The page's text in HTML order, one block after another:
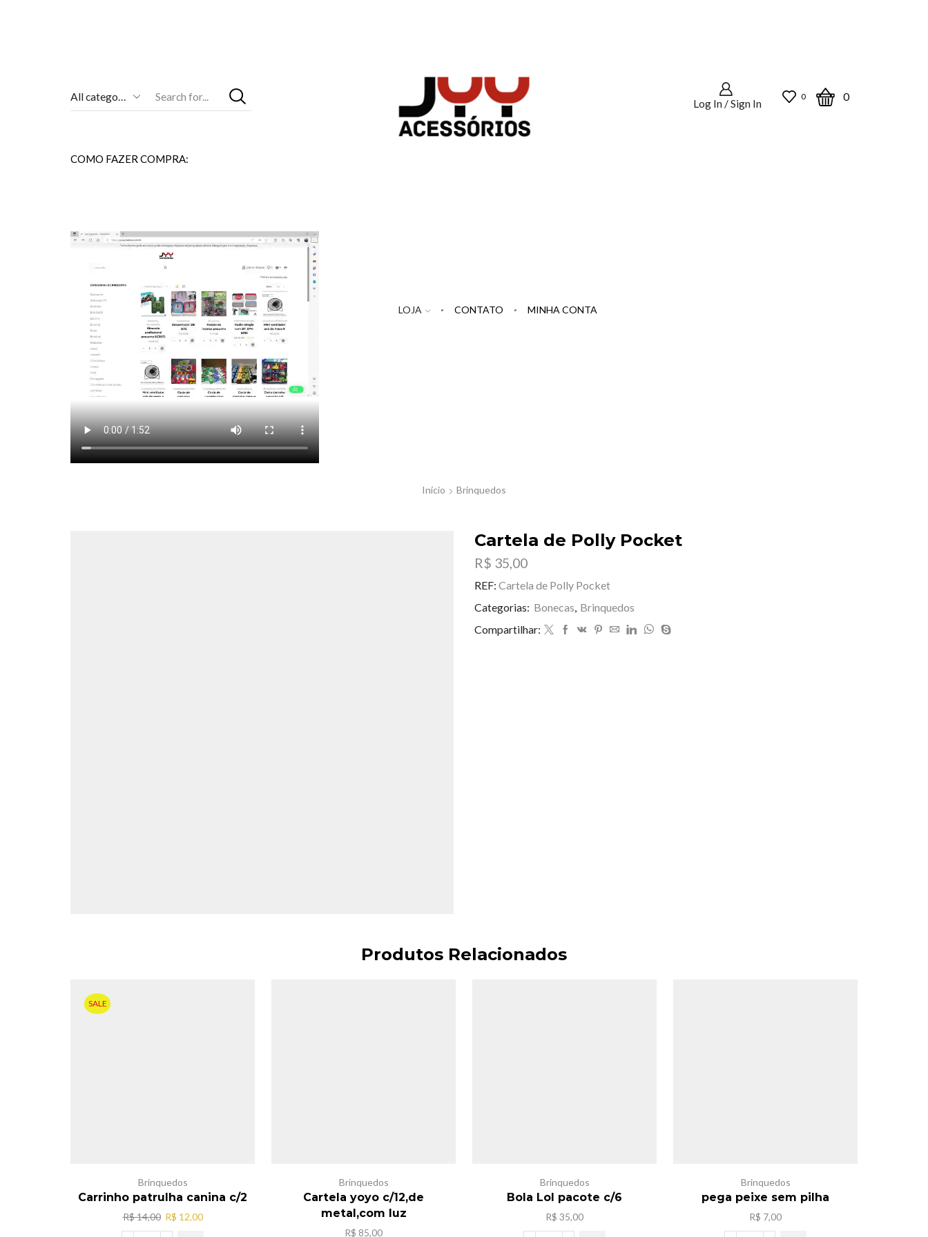
Entrada
Log In / Sign In
0 0
COMO FAZER COMPRA:
LOJA CONTATO MINHA CONTA
Início Brinquedos
Cartela de Polly Pocket
R$ 35,00
REF: Cartela de Polly Pocket
Categorias: Bonecas, Brinquedos
Compartilhar:
Produtos Relacionados
SALE
Brinquedos
Carrinho patrulha canina c/2
R$14,00 O
preço
R$ 12,00O
Brinquedos
Cartela yoyo c/12,de
metal,com luz
R$ 85,00
Brinquedos
Bola Lol pacote c/6
R$ 35,00
Brinquedos
pega peixe sem pilha
R$ 7,00